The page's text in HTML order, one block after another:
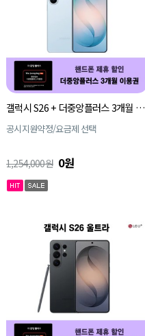
갤럭시 S26 + 더중앙플러스 3개월 이용권
공시지원약정/요금제 선택
1,254,000원 0원